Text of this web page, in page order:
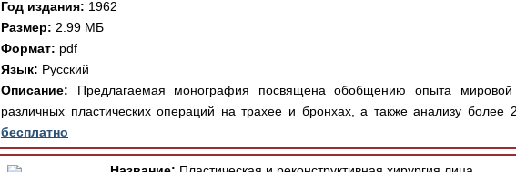
Год издания: 1962
Размер: 2.99 МБ
Формат: pdf
Язык: Русский
Описание: Предлагаемая монография посвящена обобщению опыта
различных пластических операций на трахее и бронхах, а также анализу более
бесплатно